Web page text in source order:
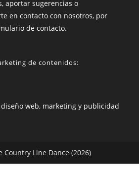
aportar sugerencias o
en contacto con nosotros, por
de contacto.
de contenidos:
Line Dance (2026)